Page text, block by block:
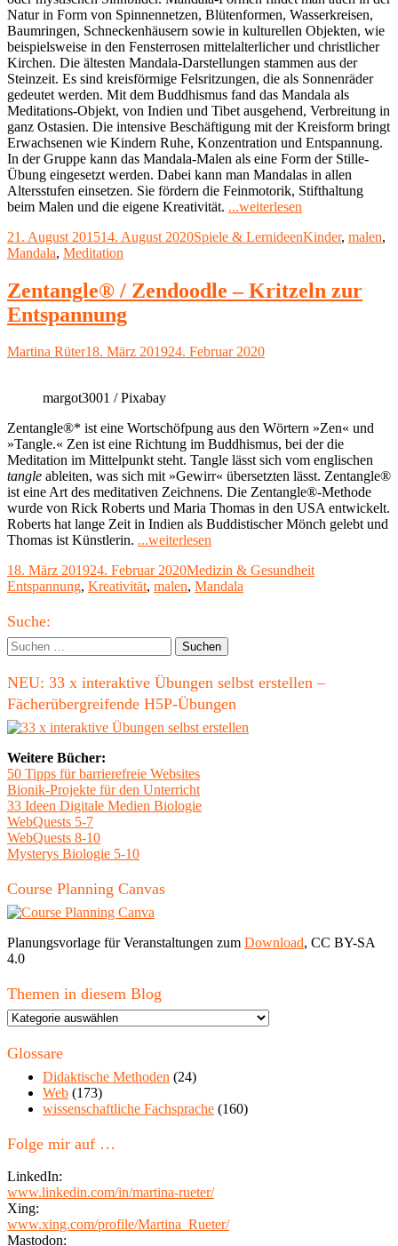
Natur in Form von Spinnennetzen, Blütenformen, Wasserkreisen,
Baumringen, Schneckenhäusern sowie in kulturellen Objekten, wie
beispielsweise in den Fensterrosen mittelalterlicher und christlicher
Kirchen. Die ältesten Mandala-Darstellungen stammen aus der
Steinzeit. Es sind kreisförmige Felsritzungen, die als Sonnenräder
gedeutet werden. Mit dem Buddhismus fand das Mandala als
Meditations-Objekt, von Indien und Tibet ausgehend, Verbreitung in
ganz Ostasien. Die intensive Beschäftigung mit der Kreisform bringt
Erwachsenen wie Kindern Ruhe, Konzentration und Entspannung.
In der Gruppe kann das Mandala-Malen als eine Form der Stille-
Übung eingesetzt werden. Dabei kann man Mandalas in allen
Altersstufen einsetzen. Sie fördern die Feinmotorik, Stifthaltung
beim Malen und die eigene Kreativität. ...weiterlesen
Kindern
legen"
Veröffentlicht
am
21. August 201514. August 2020Kategorien
Spiele & LernideenSchlagwörter
Kinder, malen,
Mandala, Meditation
Zentangle® / Zendoodle – Kritzeln zur
Entspannung
Autor
Martina RüterVeröffentlicht
18. März 201924. Februar 2020
margot3001 / Pixabay
Zentangle®* ist eine Wortschöfpung aus den Wörtern »Zen« und
»Tangle.« Zen ist eine Richtung im Buddhismus, bei der die
Meditation im Mittelpunkt steht. Tangle lässt sich vom englischen
tangle ableiten, was sich mit »Gewirr« übersetzten lässt. Zentangle®
ist eine Art des meditativen Zeichnens. Die Zentangle®-Methode
wurde von Rick Roberts und Maria Thomas in den USA entwickelt.
Roberts hat lange Zeit in Indien als Buddistischer Mönch gelebt und
Thomas ist Künstlerin. ...weiterlesen
Zendoodle
–
Entspannung"
Veröffentlicht
am
18. März 201924. Februar 2020Kategorien
Medizin & GesundheitSchlagwörter
Entspannung, Kreativität, malen, Mandala
Haupt-
Seitenleiste
Suche:
Suchen
nach:
NEU: 33 x interaktive Übungen selbst erstellen –
Fächerübergreifende H5P-Übungen
Weitere Bücher:
50 Tipps für barrierefreie Websites
Bionik-Projekte für den Unterricht
33 Ideen Digitale Medien Biologie
WebQuests 5-7
WebQuests 8-10
Mysterys Biologie 5-10
Course Planning Canvas
Planungsvorlage für Veranstaltungen zum Download, CC BY-SA
4.0
Themen in diesem Blog
Themen
diesem
Glossare
Didaktische Methoden (24)
Web (173)
wissenschaftliche Fachsprache (160)
Folge mir auf …
LinkedIn:
www.linkedin.com/in/martina-rueter/
Xing:
www.xing.com/profile/Martina_Rueter/
Mastodon: